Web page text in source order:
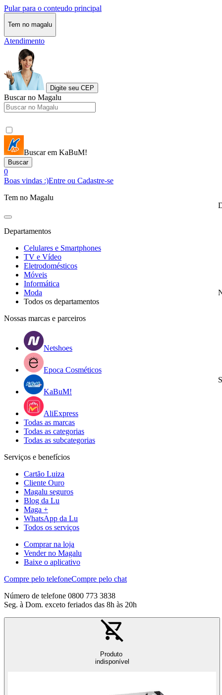
Pular para o conteudo principal
Tem no magalu
Atendimento
Digite seu CEP
Buscar no Magalu
Buscar em KaBuM!
Buscar
0
Boas vindas :)Entre ou Cadastre-se
Tem no Magalu
Departamentos
Celulares e Smartphones
TV e Vídeo
Eletrodomésticos
Móveis
Informática
Moda
Todos os departamentos
Nossas marcas e parceiros
Netshoes
Epoca Cosméticos
KaBuM!
AliExpress
Todas as marcas
Todas as categorias
Todas as subcategorias
Serviços e benefícios
Cartão Luiza
Cliente Ouro
Magalu seguros
Blog da Lu
Maga +
WhatsApp da Lu
Todos os serviços
Comprar na loja
Vender no Magalu
Baixe o aplicativo
Compre pelo telefoneCompre pelo chat
Número de telefone 0800 773 3838
Seg. à Dom. exceto feriados das 8h às 20h
Produto
indisponível